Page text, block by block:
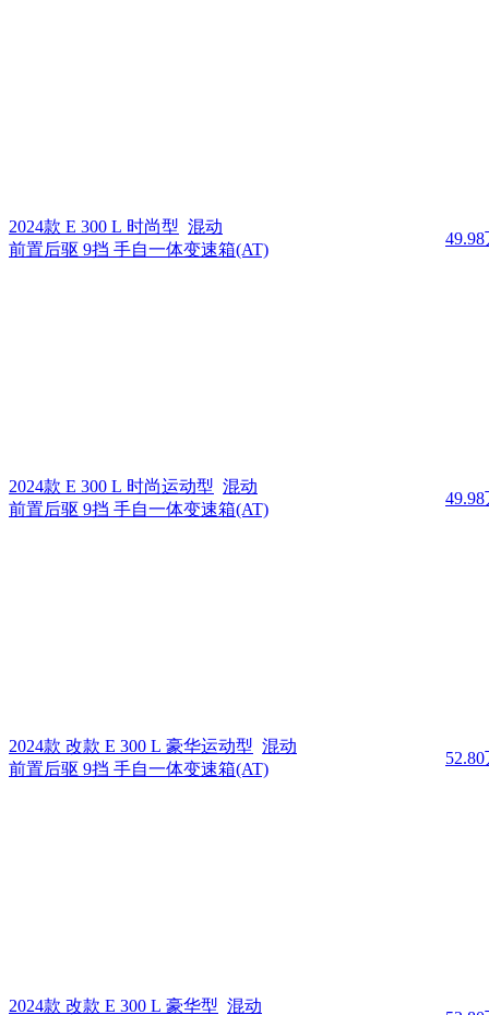
2024款 E 300 L 时尚型 混动
前置后驱 9挡 手自一体变速箱(AT)
49.98
2024款 E 300 L 时尚运动型 混动
前置后驱 9挡 手自一体变速箱(AT)
49.98
2024款 改款 E 300 L 豪华运动型 混动
前置后驱 9挡 手自一体变速箱(AT)
2024款 改款 E 300 L 豪华型 混动